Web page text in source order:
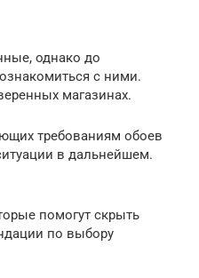
однако до
с ними.
магазинах.
требованиям обоев
в дальнейшем.
помогут скрыть
по выбору